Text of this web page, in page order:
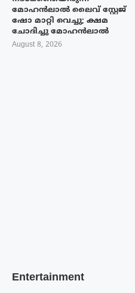
മോഹൻലാൽ ലൈവ് സ്റ്റേജ്
ഷോ മാറ്റി വെച്ചു; ക്ഷമ
ചോദിച്ചു മോഹൻലാൽ
August 8, 2026
Entertainment